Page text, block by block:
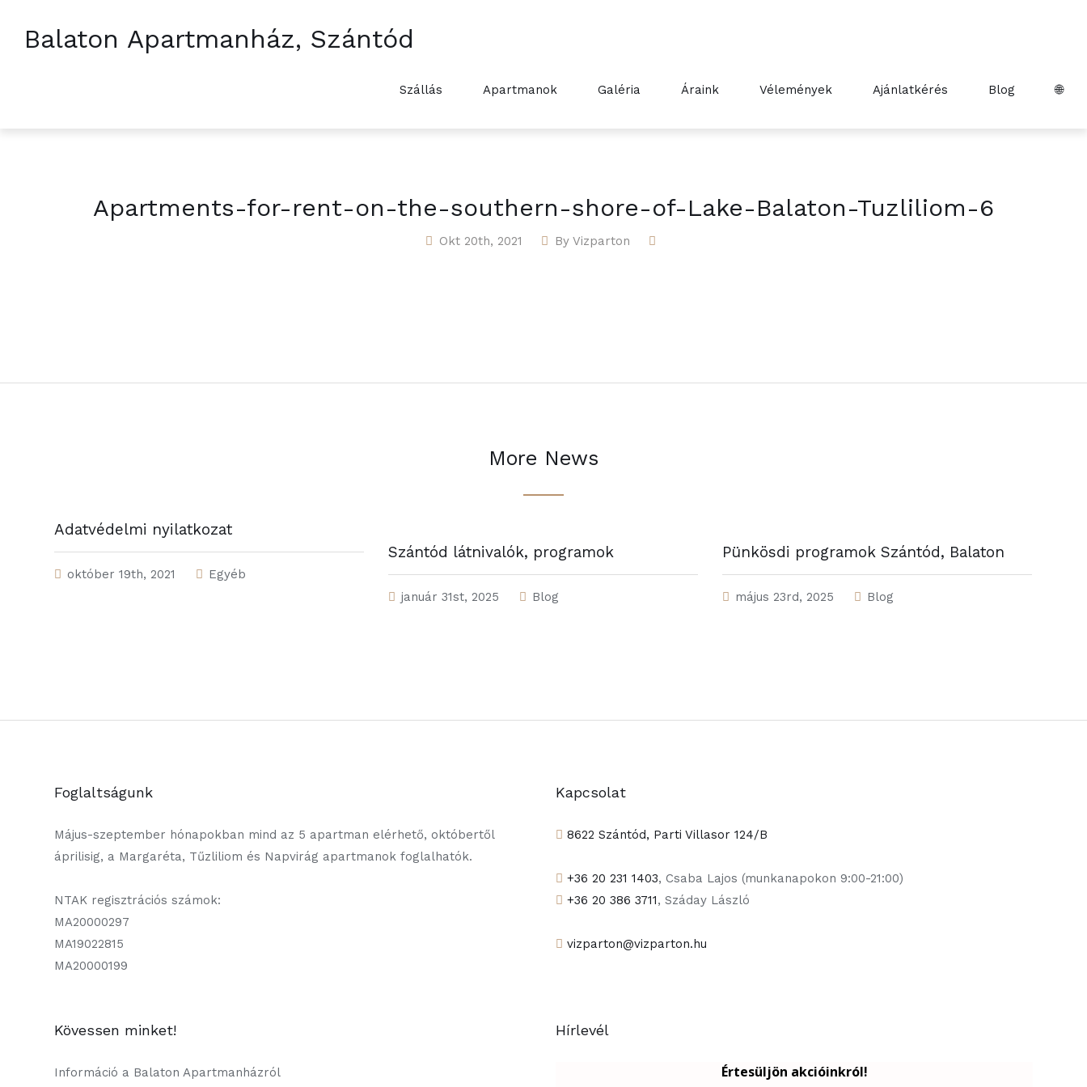
Balaton Apartmanház, Szántód
Szállás Apartmanok Galéria Áraink Vélemények Ajánlatkérés Blog 🌐
Apartments-for-rent-on-the-southern-shore-of-Lake-Balaton-Tuzliliom-6
Okt 20th, 2021 By Vizparton
More News
Adatvédelmi nyilatkozat
október 19th, 2021 Egyéb
Szántód látnivalók, programok
január 31st, 2025 Blog
Pünkösdi programok Szántód, Balaton
május 23rd, 2025 Blog
Foglaltságunk
Május-szeptember hónapokban mind az 5 apartman elérhető, októbertől
áprilisig, a Margaréta, Tűzliliom és Napvirág apartmanok foglalhatók.
NTAK regisztrációs számok:
MA20000297
MA19022815
MA20000199
Kapcsolat
8622 Szántód, Parti Villasor 124/B
+36 20 231 1403, Csaba Lajos (munkanapokon 9:00-21:00)
+36 20 386 3711, Száday László
vizparton@vizparton.hu
Kövessen minket!
Információ a Balaton Apartmanházról
Hírlevél